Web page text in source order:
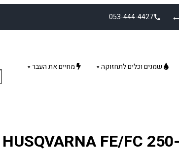
053-444-4427
שמנים וכלים לתחזוקה
מחיים את העבר
רגלית הילוכים HUSQVARNA FE/FC 250-